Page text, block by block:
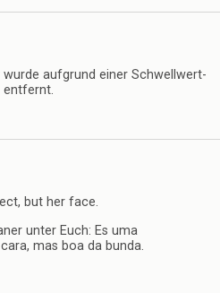
wurde aufgrund einer Schwellwert-
entfernt.
but her face.
unter Euch: Es uma
mas boa da bunda.